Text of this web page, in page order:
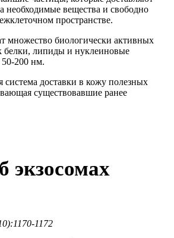
необходимые вещества и свободно
пространстве.
множество биологически активных
белки, липиды и нуклеиновые
200 нм.
доставки в кожу полезных
существовавшие ранее
экзосомах
1172